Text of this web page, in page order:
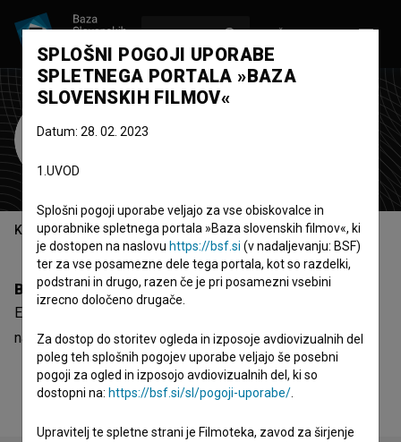
Eva Rotar
Kazalo
Biografija
Eva Rotar je nastopajoča. Najodmevnejši projekt, kjer je
nastopila, jeZjutro (1998).
SPLOŠNI POGOJI UPORABE
SPLETNEGA PORTALA »BAZA
SLOVENSKIH FILMOV«
Datum: 28. 02. 2023
1.UVOD
Splošni pogoji uporabe veljajo za vse obiskovalce in
uporabnike spletnega portala »Baza slovenskih filmov«, ki
je dostopen na naslovu https://bsf.si (v nadaljevanju: BSF)
ter za vse posamezne dele tega portala, kot so razdelki,
podstrani in drugo, razen če je pri posamezni vsebini
izrecno določeno drugače.
Za dostop do storitev ogleda in izposoje avdiovizualnih del
poleg teh splošnih pogojev uporabe veljajo še posebni
pogoji za ogled in izposojo avdiovizualnih del, ki so
dostopni na: https://bsf.si/sl/pogoji-uporabe/
Upravitelj te spletne strani je Filmoteka, zavod za širjenje